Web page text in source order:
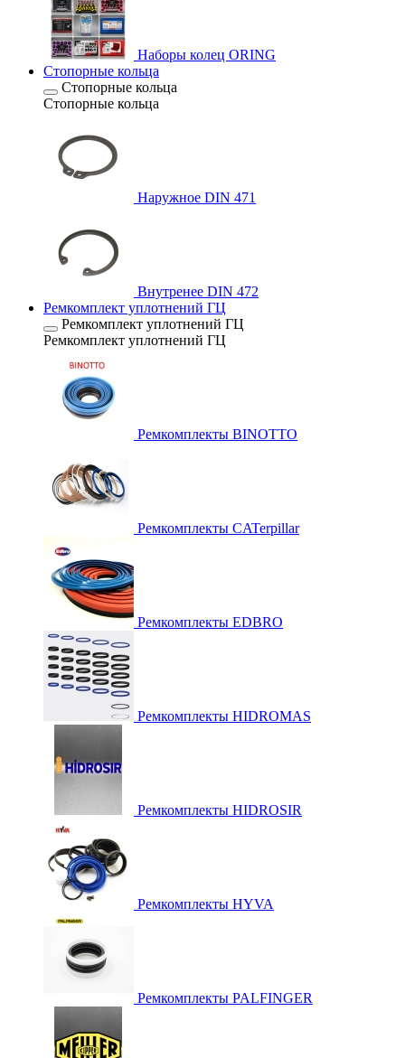
Наборы колец ORING
Стопорные кольца
Стопорные кольца
Стопорные кольца
Наружное DIN 471
Внутренее DIN 472
Ремкомплект уплотнений ГЦ
Ремкомплект уплотнений ГЦ
Ремкомплект уплотнений ГЦ
Ремкомплекты BINOTTO
Ремкомплекты CATerpillar
Ремкомплекты EDBRO
Ремкомплекты HIDROMAS
Ремкомплекты HIDROSIR
Ремкомплекты HYVA
Ремкомплекты PALFINGER